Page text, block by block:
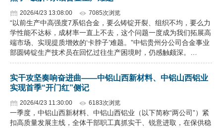
2026/4/23 13:08:00 7085次浏览
“以前生产中高强度7系铝合金，要么铸锭开裂、组织不均，要么力
学性能不达标，成材率一直上不去，这个问题一度成为我们拓展高
端市场、实现提质增效的‘卡脖子’难题。”中铝贵州分公司合金事业
部圆铸锭生产技术员在回忆过往生产困境时，仍感触颇深。…
实干攻坚奏响奋进曲——中铝山西新材料、中铝山西铝业
实现首季“开门红”侧记
2026/4/23 11:30:00 6183次浏览
一季度，中铝山西新材料、中铝山西铝业（以下简称“两公司”）紧
扣高质量发展主线，全体干部职工真抓实干、锐意进取，在保供稳